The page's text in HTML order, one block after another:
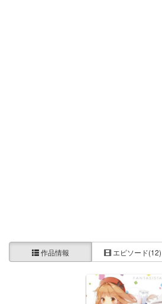
作品情報 エピソード(12)